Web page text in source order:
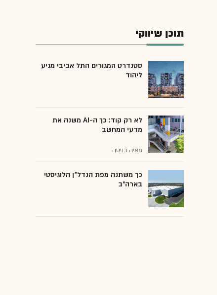
תוכן שיווקי
סטנדרט המגורים התל אביבי מגיע
ליהוד
לא רק קוד: כך ה-AI משנה את
מדעי המחשב
מאיה בניטה
כך משתנה מפת הנדל"ן הלוגיסטי
בארה"ב